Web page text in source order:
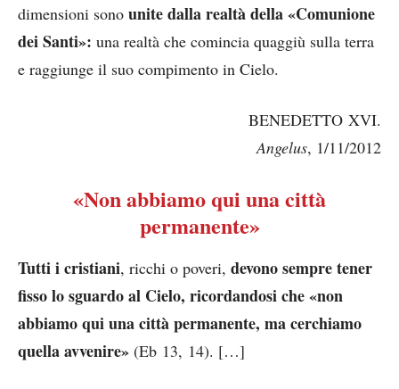
dimensioni sono unite dalla realtà della «Comunione
dei Santi»: una realtà che comincia quaggiù sulla terra
e raggiunge il suo compimento in Cielo.
BENEDETTO XVI.
Angelus, 1/11/2012
«Non abbiamo qui una città
permanente»
Tutti i cristiani, ricchi o poveri, devono sempre tener
fisso lo sguardo al Cielo, ricordandosi che «non
abbiamo qui una città permanente, ma cerchiamo
quella avvenire» (Eb 13, 14). […]